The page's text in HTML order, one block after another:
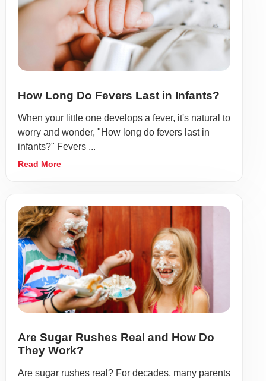
How Long Do Fevers Last in Infants?
When your little one develops a fever, it's natural to
worry and wonder, "How long do fevers last in
infants?" Fevers ...
Read More
Are Sugar Rushes Real and How Do
They Work?
Are sugar rushes real? For decades, many parents